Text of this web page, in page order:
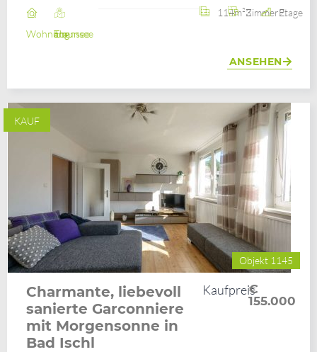
WohnungEbensee am Traunsee
114m²3 Zimmer2. Etage
ANSEHEN
KAUF
Objekt 1145
Charmante, liebevoll
sanierte Garconniere
mit Morgensonne in
Bad Ischl
Kaufpreis
€
155.000